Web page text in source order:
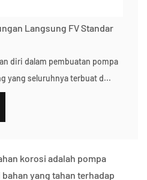
Langsung FV Standar
diri dalam pembuatan pompa
yang seluruhnya terbuat d...
korosi adalah pompa
yang tahan terhadap